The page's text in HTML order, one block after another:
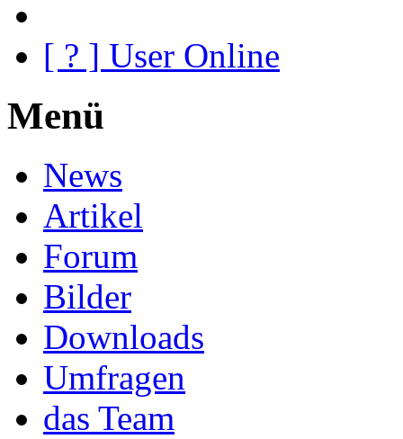
[ ? ] User Online
Menü
News
Artikel
Forum
Bilder
Downloads
Umfragen
das Team